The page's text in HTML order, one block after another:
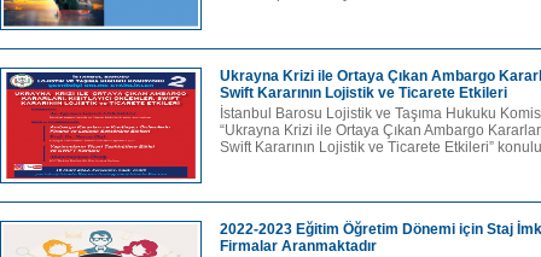
Ukrayna Krizi ile Ortaya Çıkan Ambargo
Swift Kararının Lojistik ve Ticarete Etkileri
İstanbul Barosu Lojistik ve Taşıma Hukuku
“Ukrayna Krizi ile Ortaya Çıkan Ambargo
Swift Kararının Lojistik ve Ticarete Etkileri”
2022-2023 Eğitim Öğretim Dönemi için Staj
Firmalar Aranmaktadır